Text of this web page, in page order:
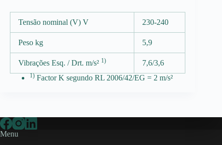
Tensão nominal (V) V 230-240
Peso kg 5,9
Vibrações Esq. / Drt. m/s² 1) 7,6/3,6
1) Factor K segundo RL 2006/42/EG = 2 m/s²
Menu